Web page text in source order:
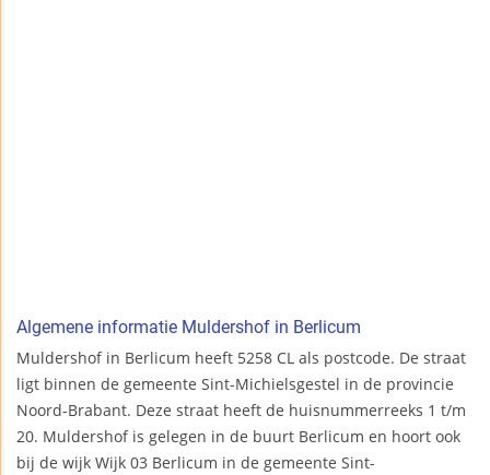
Algemene informatie Muldershof in Berlicum
Muldershof in Berlicum heeft 5258 CL als postcode. De straat
ligt binnen de gemeente Sint-Michielsgestel in de provincie
Noord-Brabant. Deze straat heeft de huisnummerreeks 1 t/m
20. Muldershof is gelegen in de buurt Berlicum en hoort ook
bij de wijk Wijk 03 Berlicum in de gemeente Sint-